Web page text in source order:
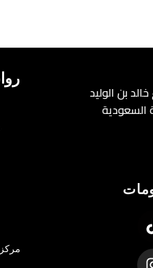
جدة - حي الشرفية ٫ شارع خالد بن الوليد